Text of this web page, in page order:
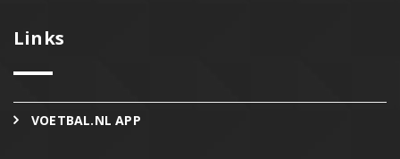
Links
VOETBAL.NL APP